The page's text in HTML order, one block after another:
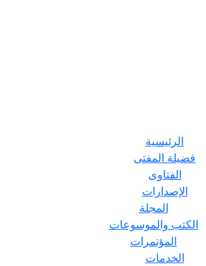
الرئيسية
فضيلة المفتى
الفتاوى
الإصدارات
المجلة
الكتب والموسوعات
المؤتمرات
الخدمات